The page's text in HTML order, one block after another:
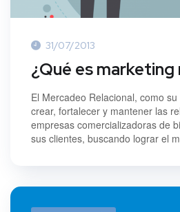
31/07/2013
¿Qué es marketing
El Mercadeo Relacional, como
crear, fortalecer y mantener las
empresas comercializadoras de
sus clientes, buscando lograr el